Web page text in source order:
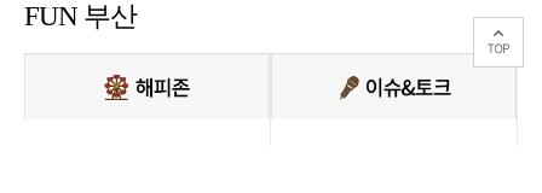
FUN 부산